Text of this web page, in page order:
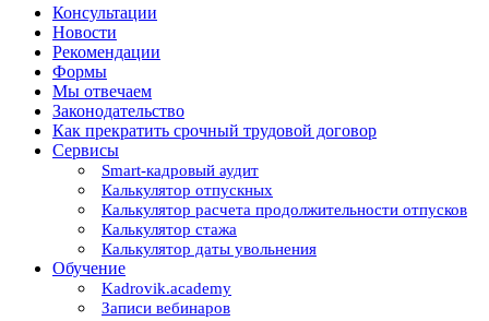
Консультации
Новости
Рекомендации
Формы
Мы отвечаем
Законодательство
Как прекратить срочный трудовой договор
Сервисы
Smart-кадровый аудит
Калькулятор отпускных
Калькулятор расчета продолжительности отпусков
Калькулятор стажа
Калькулятор даты увольнения
Обучение
Kadrovik.academy
Записи вебинаров